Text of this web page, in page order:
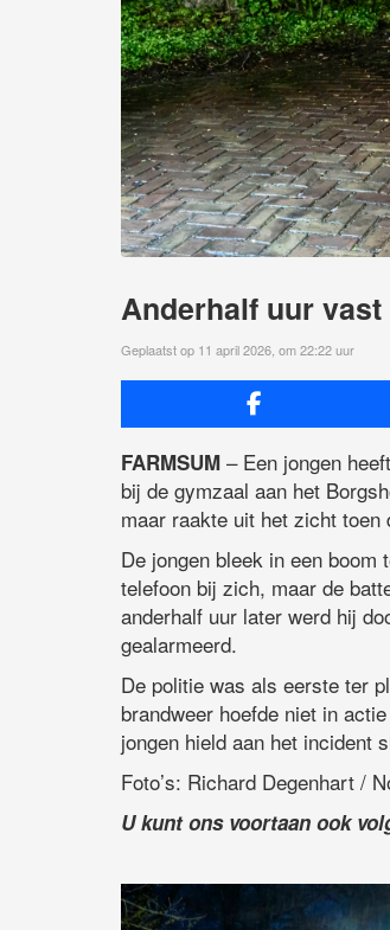
Anderhalf uur
Geplaatst op 11 april 2026, om 22:22 uur
FARMSUM – Een jongen
bij de gymzaal aan het
maar raakte uit het zicht
De jongen bleek in een
telefoon bij zich, maar de
anderhalf uur later werd hij
gealarmeerd.
De politie was als eerste ter
brandweer hoefde niet in
jongen hield aan het incident
Foto’s: Richard Degenhart /
U kunt ons voortaan ook